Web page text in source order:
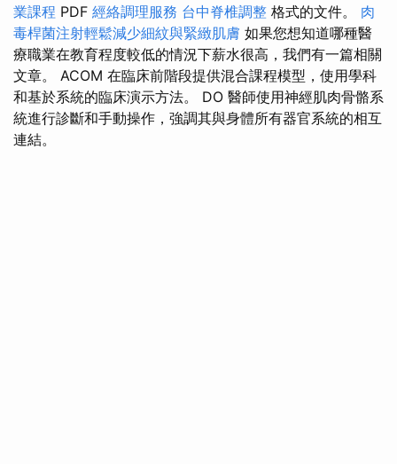
業課程 PDF 經絡調理服務 台中脊椎調整 格式的文件。 肉
毒桿菌注射輕鬆減少細紋與緊緻肌膚 如果您想知道哪種醫
療職業在教育程度較低的情況下薪水很高，我們有一篇相關
文章。 ACOM 在臨床前階段提供混合課程模型，使用學科
和基於系統的臨床演示方法。 DO 醫師使用神經肌肉骨骼系
統進行診斷和手動操作，強調其與身體所有器官系統的相互
連結。